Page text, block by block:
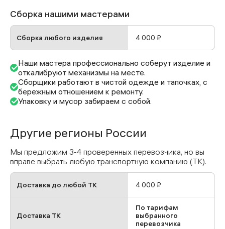
Сборка нашими мастерами
Сборка любого изделия 4 000 ₽
Наши мастера профессионально соберут изделие и
откалибруют механизмы на месте.
Сборщики работают в чистой одежде и тапочках, с
бережным отношением к ремонту.
Упаковку и мусор забираем с собой.
Другие регионы России
Мы предложим 3‑4 проверенных перевозчика, но вы
вправе выбрать любую транспортную компанию (ТК).
Доставка до любой ТК 4 000 ₽
Доставка ТК
По тарифам
выбранного
перевозчика